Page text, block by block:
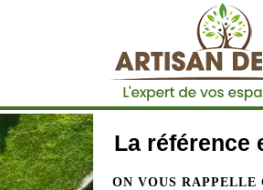
La référence
ON VOUS RAPPELLE